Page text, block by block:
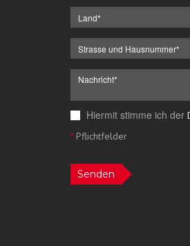
Hiermit stimme ich der
*Pflichtfelder
Senden